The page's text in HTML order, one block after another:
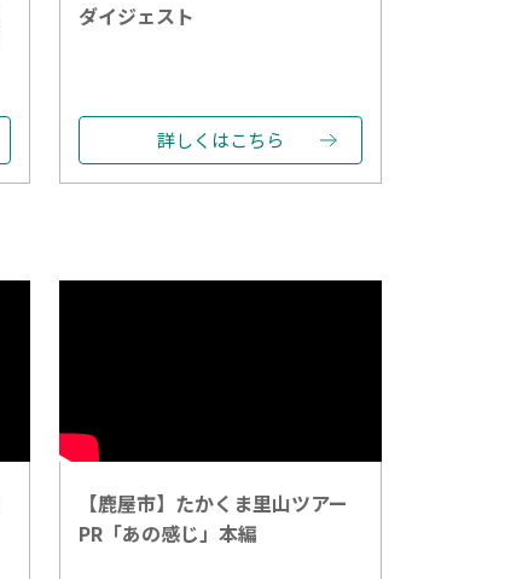
ダイジェスト
詳しくはこちら
【鹿屋市】たかくま里山ツアー
PR「あの感じ」本編